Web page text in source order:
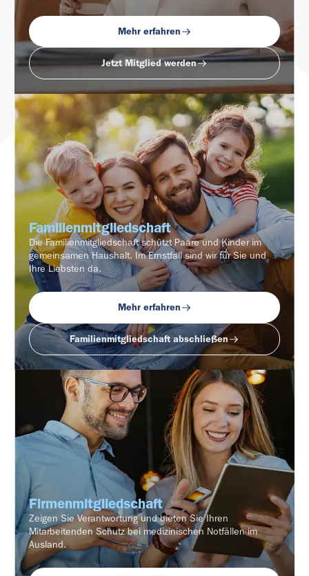
Mehr erfahren
Jetzt Mitglied werden
Familienmitgliedschaft
Die Familienmitgliedschaft schützt Paare und Kinder im
gemeinsamen Haushalt. Im Ernstfall sind wir für Sie und
Ihre Liebsten da.
Mehr erfahren
Familienmitgliedschaft abschließen
Firmenmitgliedschaft
Zeigen Sie Verantwortung und bieten Sie Ihren
Mitarbeitenden Schutz bei medizinischen Notfällen im
Ausland.